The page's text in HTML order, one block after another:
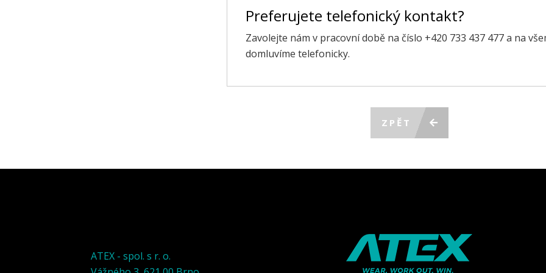
Preferujete telefonický kontakt?
Zavolejte nám v pracovní době na číslo +420 733 437 477 a na
domluvíme telefonicky.
ZPĚT
ATEX - spol. s r. o.